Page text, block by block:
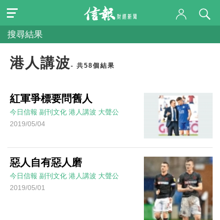
搜尋結果
港人講波- 共58個結果
紅軍爭標要問舊人
今日信報 副刊文化 港人講波 大聲公
2019/05/04
惡人自有惡人磨
今日信報 副刊文化 港人講波 大聲公
2019/05/01